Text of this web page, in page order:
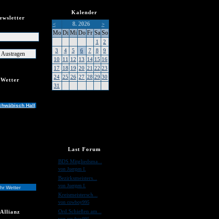
Wetter
Hall
Wetter
Allianz
Kalender
<
8. 2026 >
Mo Di Mi Do Fr Sa So
1
2
3
4 5 6 7 8
9
10
11 12 13 14 15 16
17 18 19 20 21 22 23
24 25 26 27 28 29 30
31
Last Forum
BDS Mitgliedsma...
von Juergen I.
Bezirksmeisters...
von Juergen I.
Kreismeistersch...
von cowboy995
Ord.Schießen am...